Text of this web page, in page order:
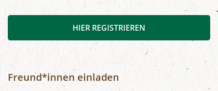
HIER REGISTRIEREN
Freund*innen einladen